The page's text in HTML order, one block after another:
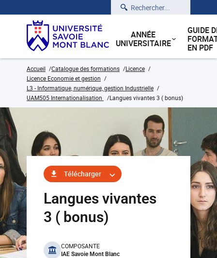
Rechercher
ANNÉE
UNIVERSITAIRE
GUIDE
EN PDF
Accueil Catalogue des formations
Licence
Licence Economie et gestion
L3 - Informatique, numérique, gestion Industrielle
UAM505 Internationalisation
Langues vivantes 3 ( bonus)
Télécharger
Langues vivantes
3 ( bonus)
benefits
COMPOSANTE
IAE Savoie Mont Blanc